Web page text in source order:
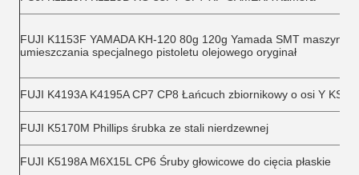
FUJI K1153F YAMADA KH-120 80g 120g Yamada SMT maszyna
umieszczania specjalnego pistoletu olejowego oryginał
FUJI K4193A K4195A CP7 CP8 Łańcuch zbiornikowy o osi Y KSH-
FUJI K5170M Phillips śrubka ze stali nierdzewnej
FUJI K5198A M6X15L CP6 Śruby głowicowe do cięcia płaskie